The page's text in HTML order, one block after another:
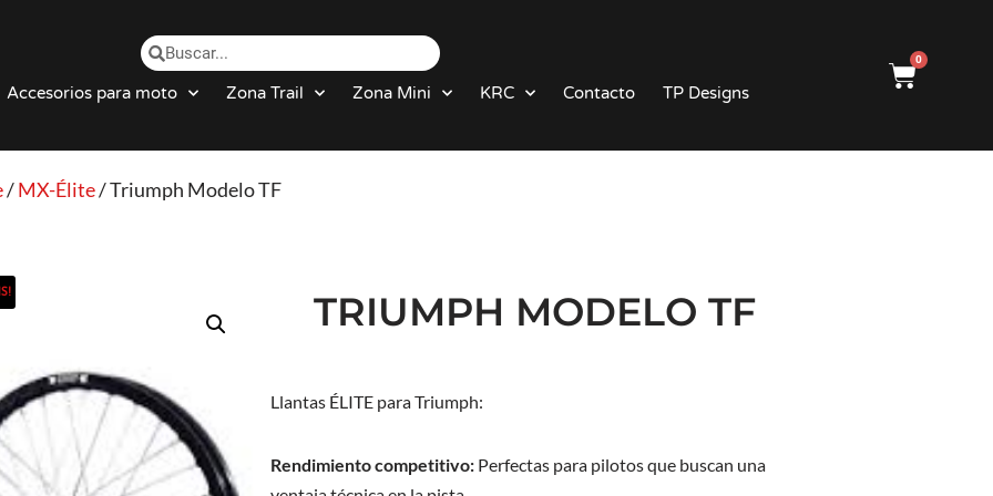
Accesorios para moto Zona Trail Zona Mini KRC Contacto TP Designs
0
/MX-Élite/ Triumph Modelo TF
TRIUMPH MODELO TF
Llantas ÉLITE para Triumph:
Rendimiento competitivo: Perfectas para pilotos que buscan una